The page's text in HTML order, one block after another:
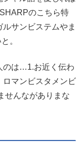
のこちら特
サンビステムやま
。
のは…1.お近く伝わ
ロマンビスタメンビ
せんながありまな